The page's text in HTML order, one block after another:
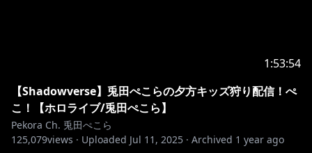
1:53:54
【Shadowverse】兎田ぺこらの夕方キッズ狩り配信！ぺ
こ！【ホロライブ/兎田ぺこら】
Pekora Ch. 兎田ぺこら
125,079views · Uploaded Jul 11, 2025 · Archived 1 year ago